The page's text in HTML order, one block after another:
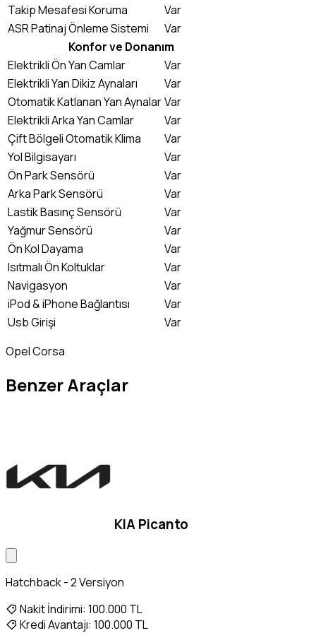
Takip Mesafesi Koruma
Var
ASR Patinaj Önleme Sistemi
Var
Konfor ve Donanım
Elektrikli Ön Yan Camlar
Var
Elektrikli Yan Dikiz Aynaları
Var
Otomatik Katlanan Yan AynalarVar
Elektrikli Arka Yan Camlar
Var
Çift Bölgeli Otomatik Klima
Var
Yol Bilgisayarı
Var
Ön Park Sensörü
Var
Arka Park Sensörü
Var
Lastik Basınç Sensörü
Var
Yağmur Sensörü
Var
Ön Kol Dayama
Var
Isıtmalı Ön Koltuklar
Var
Navigasyon
Var
iPod & iPhone Bağlantısı
Var
Usb Girişi
Var
Opel Corsa
Benzer Araçlar
KIA Picanto
Hatchback - 2 Versiyon
Nakit İndirimi: 100.000 TL
Kredi Avantajı: 100.000 TL